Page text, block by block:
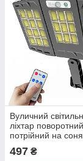
Вуличний
ліхтар поворотний
потрійний на
LED Лампами
497 ₴